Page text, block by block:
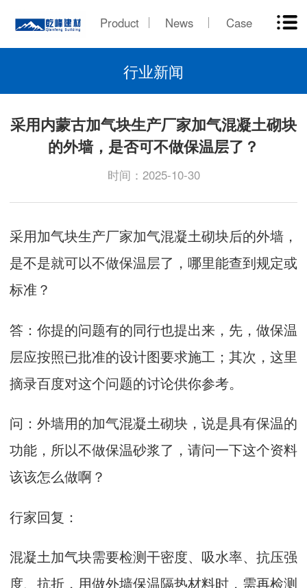
Product News Case
行业新闻
采用内蒙古加气块生产厂家加气混凝土砌块
的外墙，是否可不做保温层了？
时间：2025-10-30
采用加气块生产厂家加气混凝土砌块后的外墙，
是不是就可以不做保温层了，哪里能查到规定或
标准？
答：你提的问题有的同行也提出来，先，做保温
层应按照已批准的设计图要求施工；其次，这里
摘录百度对这个问题的讨论供你参考。
问：外墙用的加气混凝土砌块，说是具有保温的
功能，所以不做保温砂浆了，请问一下这个资料
该该怎么做啊？
行家回复：
混凝土加气块需要检测干密度、吸水率、抗压强
度、抗折，用做外墙保温隔热材料时，需再检测